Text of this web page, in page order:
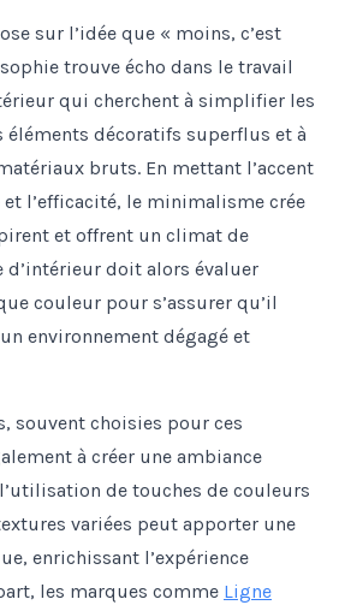
sur l’idée que « moins, c’est
trouve écho dans le travail
qui cherchent à simplifier les
éléments décoratifs superflus et à
bruts. En mettant l’accent
l’efficacité, le minimalisme crée
et offrent un climat de
d’intérieur doit alors évaluer
couleur pour s’assurer qu’il
environnement dégagé et
souvent choisies pour ces
à créer une ambiance
de touches de couleurs
variées peut apporter une
enrichissant l’expérience
les marques comme Ligne